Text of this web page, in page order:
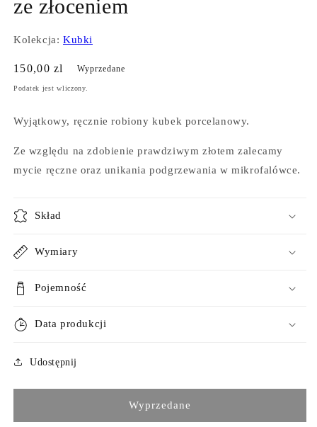
ze złoceniem
Kolekcja: Kubki
Cena
regularna
150,00 zl Wyprzedane
Podatek jest wliczony.
Wyjątkowy, ręcznie robiony kubek porcelanowy.
Ze względu na zdobienie prawdziwym złotem zalecamy
mycie ręczne oraz unikania podgrzewania w mikrofalówce.
Skład
Wymiary
Pojemność
Data produkcji
Udostępnij
Wyprzedane